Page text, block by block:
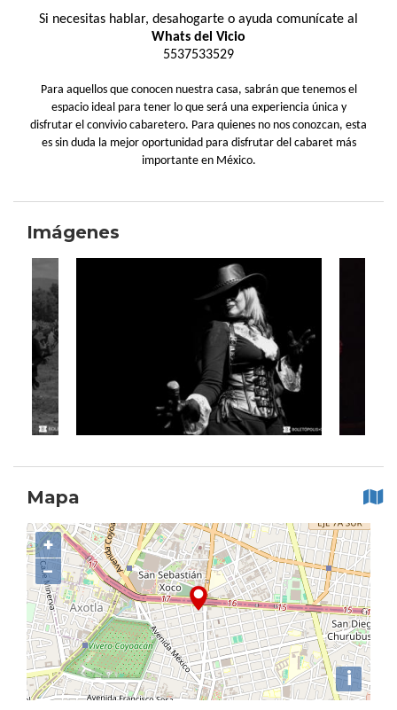
Si necesitas hablar, desahogarte o ayuda comunícate al
Whats del Vicio
5537533529
Para aquellos que conocen nuestra casa, sabrán que tenemos el
espacio ideal para tener lo que será una experiencia única y
disfrutar el convivio cabaretero. Para quienes no nos conozcan, esta
es sin duda la mejor oportunidad para disfrutar del cabaret más
importante en México.
Imágenes
Mapa
+
−
i